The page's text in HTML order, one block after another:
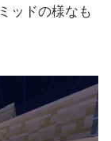
ッドの様なも